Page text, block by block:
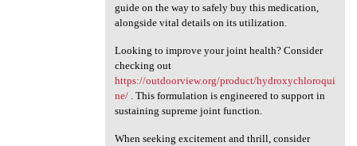
guide on the way to safely buy this medication,
alongside vital details on its utilization.
Looking to improve your joint health? Consider
checking out
https://outdoorview.org/product/hydroxychloroqui
ne/. This formulation is engineered to support in
sustaining supreme joint function.
When seeking excitement and thrill, consider